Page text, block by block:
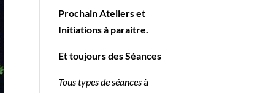
Prochain Ateliers et
Initiations à paraitre.
Et toujours des Séances
Tous types de séancesà